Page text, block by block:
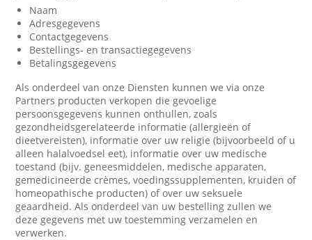
Naam
Adresgegevens
Contactgegevens
Bestellings- en transactiegegevens
Betalingsgegevens
Als onderdeel van onze Diensten kunnen we via onze
Partners producten verkopen die gevoelige
persoonsgegevens kunnen onthullen, zoals
gezondheidsgerelateerde informatie (allergieën of
dieetvereisten), informatie over uw religie (bijvoorbeeld of u
alleen halalvoedsel eet), informatie over uw medische
toestand (bijv. geneesmiddelen, medische apparaten,
gemedicineerde crèmes, voedingssupplementen, kruiden of
homeopathische producten) of over uw seksuele
geaardheid. Als onderdeel van uw bestelling zullen we
deze gegevens met uw toestemming verzamelen en
verwerken.